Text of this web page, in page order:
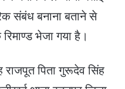
संबंध बनाना बताने से
भेजा गया है।
राजपूत पिता गुरूदेव सिंह